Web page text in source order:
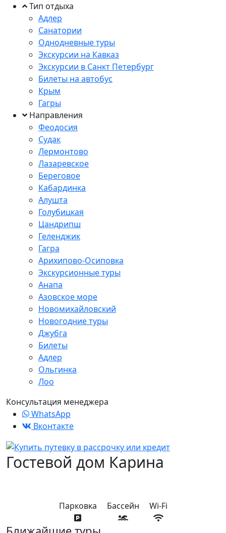
Тип отдыха
Адлер
Санатории
Однодневные туры
Экскурсии на Кавказ
Экскурсии в Санкт Петербург
Билеты на автобус
Крым
Гагры
Направления
Феодосия
Судак
Лермонтово
Лазаревское
Береговое
Кабардинка
Алушта
Голубицкая
Цандрипш
Геленджик
Гагра
Арихипово-Осиповка
Экскурсионные туры
Анапа
Азовское море
Новомихайловский
Новогодние туры
Джубга
Билеты
Адлер
Ольгинка
Лоо
Консультация менеджера
WhatsApp
Вконтакте
Гостевой дом Карина
Парковка Бассейн Wi-Fi